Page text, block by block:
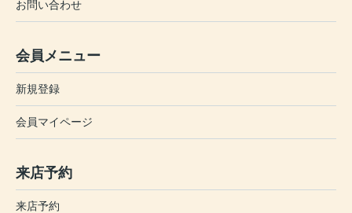
お問い合わせ
会員メニュー
新規登録
会員マイページ
来店予約
来店予約